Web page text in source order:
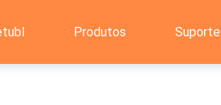
Produtos Suporte